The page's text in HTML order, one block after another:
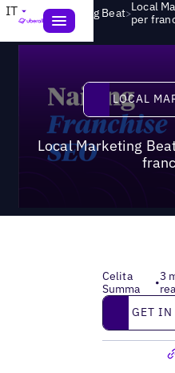
IT Local Marketing Beat>Local
per
LOCAL
Local Marketing
Celita
Summa
•3
Get inGET IN